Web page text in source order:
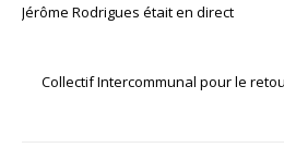
Jérôme Rodrigues était en direct
Collectif Intercommunal pour le